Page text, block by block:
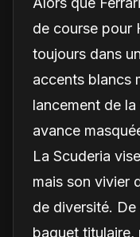
de course pour
toujours dans
accents blancs
lancement de
avance
La Scuderia
mais son vivier
de diversité.
baquet titulaire,